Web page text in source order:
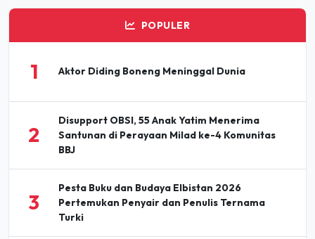
POPULER
1 Aktor Diding Boneng Meninggal Dunia
2
Disupport OBSI, 55 Anak Yatim Menerima
Santunan di Perayaan Milad ke-4 Komunitas
BBJ
3
Pesta Buku dan Budaya Elbistan 2026
Pertemukan Penyair dan Penulis Ternama
Turki